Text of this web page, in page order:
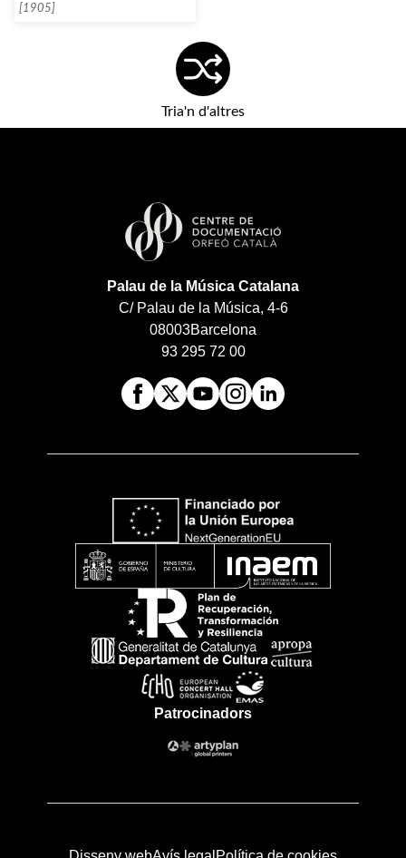
[1905]
Tria'n d'altres
Palau de la Música Catalana
C/ Palau de la Música, 4-6
08003Barcelona
93 295 72 00
Patrocinadors